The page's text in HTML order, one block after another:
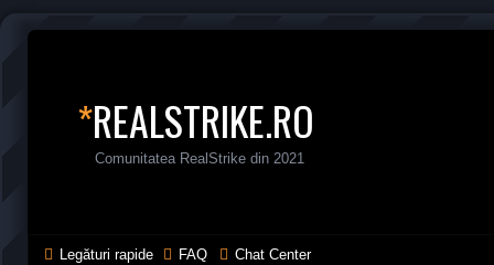
*REALSTRIKE.RO
Comunitatea RealStrike din 2021
Legături rapide FAQ Chat Center